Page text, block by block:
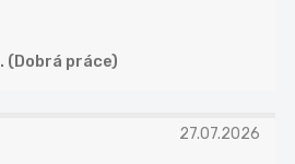
(Dobrá práce)
27.07.2026